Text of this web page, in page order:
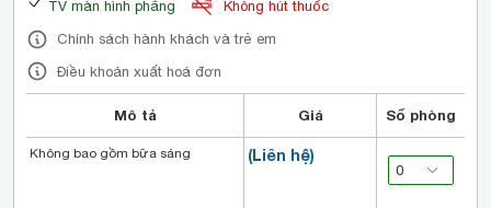
TV màn hình phẳng
Không hút thuốc
Chính sách hành khách và trẻ em
Điều khoản xuất hoá đơn
Mô tả Giá Số phòng
(Liên hệ)
Không bao gồm bữa sáng